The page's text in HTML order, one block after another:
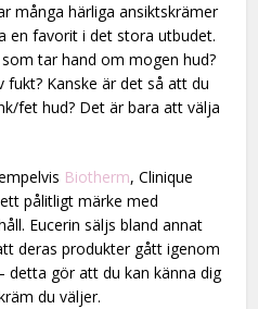
många härliga ansiktskrämer
en favorit i det stora utbudet.
tar hand om mogen hud?
Kanske är det så att du
fet hud? Det är bara att välja
Biotherm, Clinique
pålitligt märke med
Eucerin säljs bland annat
deras produkter gått igenom
detta gör att du kan känna dig
du väljer.